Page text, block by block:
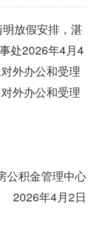
放假安排，湛
处2026年4月4
外办公和受理
外办公和受理
公积金管理中心
2026年4月2日